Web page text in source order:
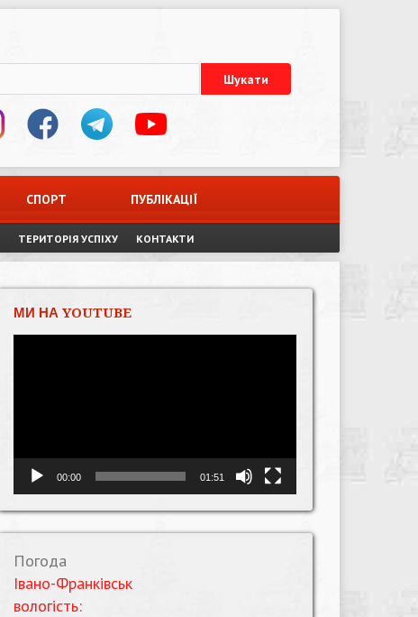
СПОРТ ПУБЛІКАЦІЇ
ТЕРИТОРІЯ УСПІХУ КОНТАКТИ
МИ НА YOUTUBE
00:00 01:51
Погода
Івано-Франківськ
вологість: